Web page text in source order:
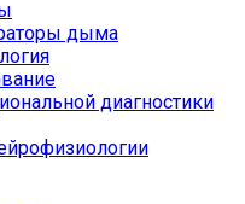
дыма
диагностики